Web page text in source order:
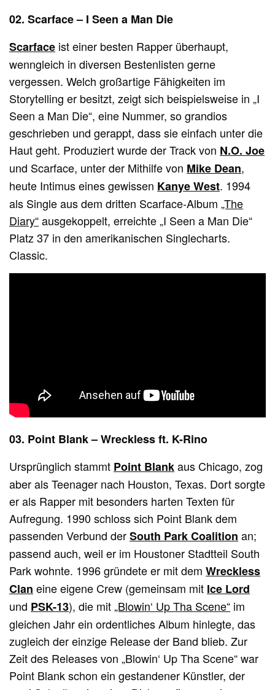
02. Scarface – I Seen a Man Die
Scarface ist einer besten Rapper überhaupt,
wenngleich in diversen Bestenlisten gerne
vergessen. Welch großartige Fähigkeiten im
Storytelling er besitzt, zeigt sich beispielsweise in „I
Seen a Man Die“, eine Nummer, so grandios
geschrieben und gerappt, dass sie einfach unter die
Haut geht. Produziert wurde der Track von N.O. Joe
und Scarface, unter der Mithilfe von Mike Dean,
heute Intimus eines gewissen Kanye West. 1994
als Single aus dem dritten Scarface-Album„The
Diary“ausgekoppelt, erreichte „I Seen a Man Die“
Platz 37 in den amerikanischen Singlecharts.
Classic.
03. Point Blank – Wreckless ft. K-Rino
Ursprünglich stammt Point Blankaus Chicago, zog
aber als Teenager nach Houston, Texas. Dort sorgte
er als Rapper mit besonders harten Texten für
Aufregung. 1990 schloss sich Point Blank dem
passenden Verbund derSouth Park Coalition an;
passend auch, weil er im Houstoner Stadtteil South
Park wohnte. 1996 gründete er mit demWreckless
Clan eine eigene Crew (gemeinsam mit Ice Lord
und PSK-13), die mit„Blowin‘ Up Tha Scene“ im
gleichen Jahr ein ordentliches Album hinlegte, das
zugleich der einzige Release der Band blieb. Zur
Zeit des Releases von „Blowin‘ Up Tha Scene“ war
Point Blank schon ein gestandener Künstler, der